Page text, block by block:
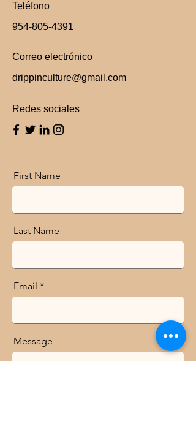
Teléfono
954-805-4391
Correo electrónico
drippinculture@gmail.com
Redes sociales
First Name
Last Name
Email
Message